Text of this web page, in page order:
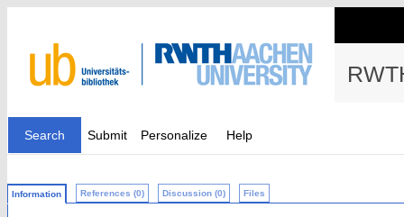
Search Submit Personalize Help
Information References (0) Discussion (0) Files